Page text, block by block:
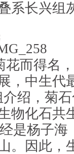
系长兴组
花而得名
，中生代
绍，菊
物化石共
是杨子
。因此，